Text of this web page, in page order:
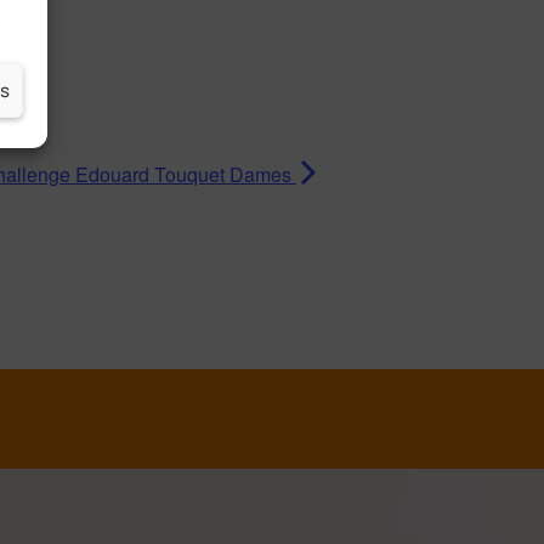
Edouard Touquet Dames